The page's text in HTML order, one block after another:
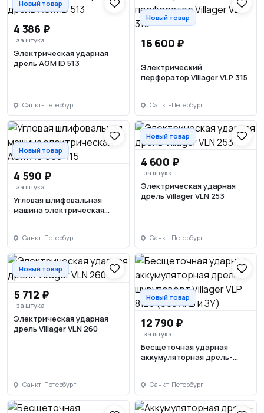
Новый товар
4 386 ₽
за штука
Электрическая ударная
дрель AGM ID 513
Санкт-Петербург
Новый товар
16 600 ₽
Электрический
перфоратор Villager VLP 315
Санкт-Петербург
Новый товар
4 590 ₽
за штука
Угловая шлифовальная
машина электрическая
Санкт-Петербург
Новый товар
4 600 ₽
за штука
Электрическая ударная
дрель Villager VLN 253
Санкт-Петербург
Новый товар
5 712 ₽
за штука
Электрическая ударная
дрель Villager VLN 260
Санкт-Петербург
Новый товар
12 790 ₽
за штука
Бесщеточная ударная
аккумуляторная дрель-
Санкт-Петербург